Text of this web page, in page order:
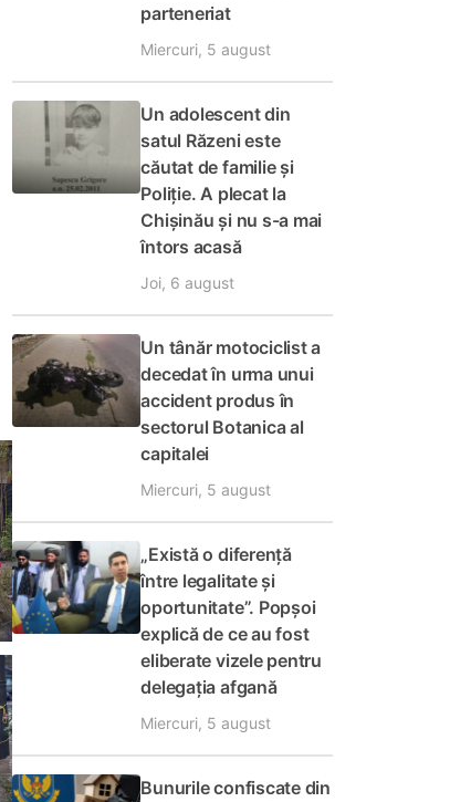
parteneriat
Miercuri, 5 august
Un adolescent din
satul Răzeni este
căutat de familie și
Poliție. A plecat la
Chișinău și nu s-a mai
întors acasă
Joi, 6 august
Un tânăr motociclist a
decedat în urma unui
accident produs în
sectorul Botanica al
capitalei
Miercuri, 5 august
„Există o diferență
între legalitate și
oportunitate”. Popșoi
explică de ce au fost
eliberate vizele pentru
delegația afgană
Miercuri, 5 august
Bunurile confiscate din